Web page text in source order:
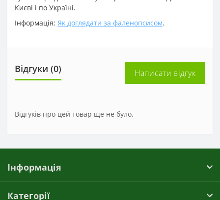
Києві і по Україні.
Інформація: Як доглядати за фаленопсисом.
Відгуки (0) Написати відгук
Відгуків про цей товар ще не було.
Інформація
Категорії